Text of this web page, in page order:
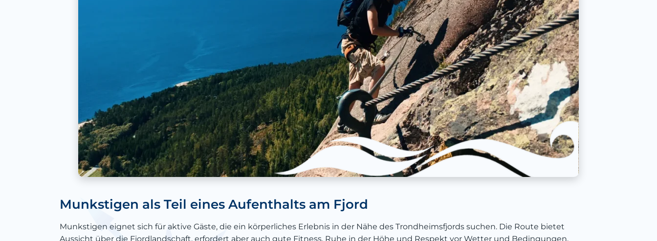
Munkstigen als Teil eines Aufenthalts am Fjord
Munkstigen eignet sich für aktive Gäste, die ein körperliches Erlebnis in der Nähe des Trondheimsfjords suchen. Die Route bietet
Aussicht über die Fjordlandschaft, erfordert aber auch gute Fitness, Ruhe in der Höhe und Respekt vor Wetter und Bedingungen.